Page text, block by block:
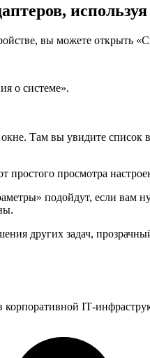
вы можете открыть
о системе».
Там вы увидите список
просмотра
подойдут, если вам
других задач,